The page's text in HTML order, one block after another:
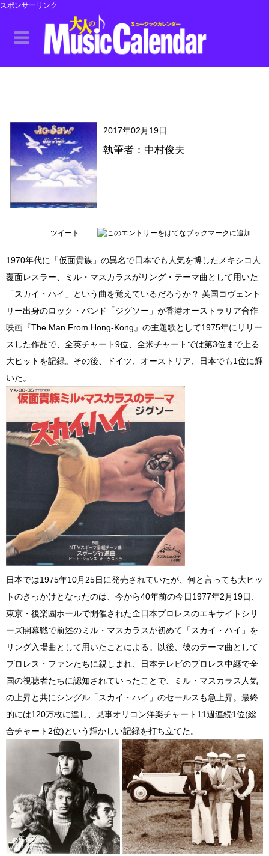
スポンサーリンク
2017年02月19日
執筆者：中村俊夫
ツイート
1970年代に「仮面貴族」の異名で日本でも人気を博したメキシコ人
覆面レスラー、ミル・マスカラスがリング・テーマ曲として用いた
「スカイ・ハイ」という曲を覚えているだろうか？ 英国コヴェント
リー出身のロック・バンド「ジグソー」が香港オーストラリア合作
映画『The Man From Hong-Kong』の主題歌として1975年にリリー
スした作品で、全英チャート9位、全米チャートでは第3位まで上る
大ヒットを記録。その後、ドイツ、オーストリア、日本でも1位に輝
いた。
日本では1975年10月25日に発売されていたが、何と言っても大ヒッ
トのきっかけとなったのは、今から40年前の今日1977年2月19日、
東京・後楽園ホールで開催された全日本プロレスのエキサイトシリ
ーズ開幕戦で前述のミル・マスカラスが初めて「スカイ・ハイ」を
リング入場曲として用いたことによる。以後、彼のテーマ曲として
プロレス・ファンたちに親しまれ、日本テレビのプロレス中継で全
国の視聴者たちに認知されていったことで、ミル・マスカラス人気
の上昇と共にシングル「スカイ・ハイ」のセールスも急上昇。最終
的には120万枚に達し、見事オリコン洋楽チャート11週連続1位(総
合チャート2位)という輝かしい記録を打ち立てた。